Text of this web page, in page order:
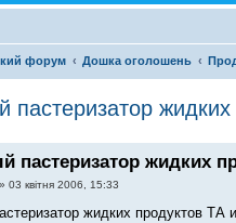
форум Дошка оголошень
пастеризатор
пастеризатор жидких
» 03 квітня 2006, 15:33
жидких продуктов ТА